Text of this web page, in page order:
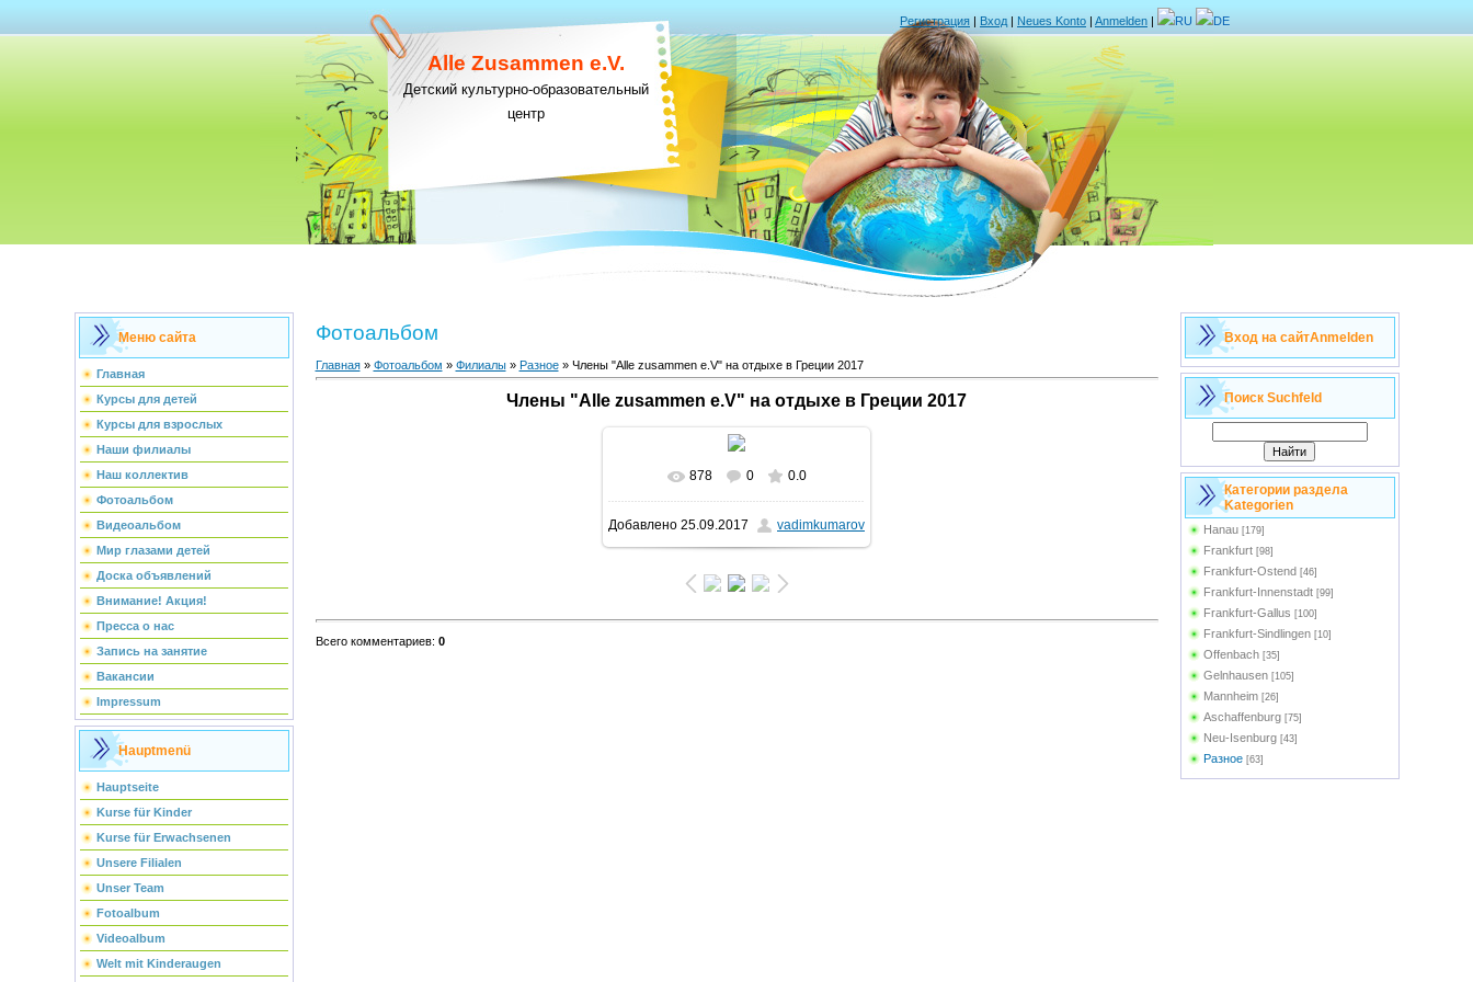
Регистрация | Вход | Neues Konto | Anmelden | RU DE
Alle Zusammen e.V.
Детский культурно-образовательный
центр
Меню сайта
Главная
Курсы для детей
Курсы для взрослых
Наши филиалы
Наш коллектив
Фотоальбом
Видеоальбом
Мир глазами детей
Доска объявлений
Внимание! Акция!
Пресса о нас
Запись на занятие
Вакансии
Impressum
Hauptmenü
Hauptseite
Kurse für Kinder
Kurse für Erwachsenen
Unsere Filialen
Unser Team
Fotoalbum
Videoalbum
Welt mit Kinderaugen
Фотоальбом
Главная» Фотоальбом » Филиалы» Разное» Члены "Alle zusammen e.V" на отдыхе в Греции 2017
Члены "Alle zusammen e.V" на отдыхе в Греции 2017
В реальном размере 824x581
124.0Kb
878 0 0.0
Добавлено 25.09.2017 vadimkumarov
Всего комментариев: 0
Вход на сайтAnmelden
Поиск Suchfeld
Категории раздела
Kategorien
Hanau [179]
Frankfurt [98]
Frankfurt-Ostend [46]
Frankfurt-Innenstadt [99]
Frankfurt-Gallus [100]
Frankfurt-Sindlingen [10]
Offenbach [35]
Gelnhausen [105]
Mannheim [26]
Aschaffenburg [75]
Neu-Isenburg [43]
Разное [63]
Frankfurt-Bonames [4]